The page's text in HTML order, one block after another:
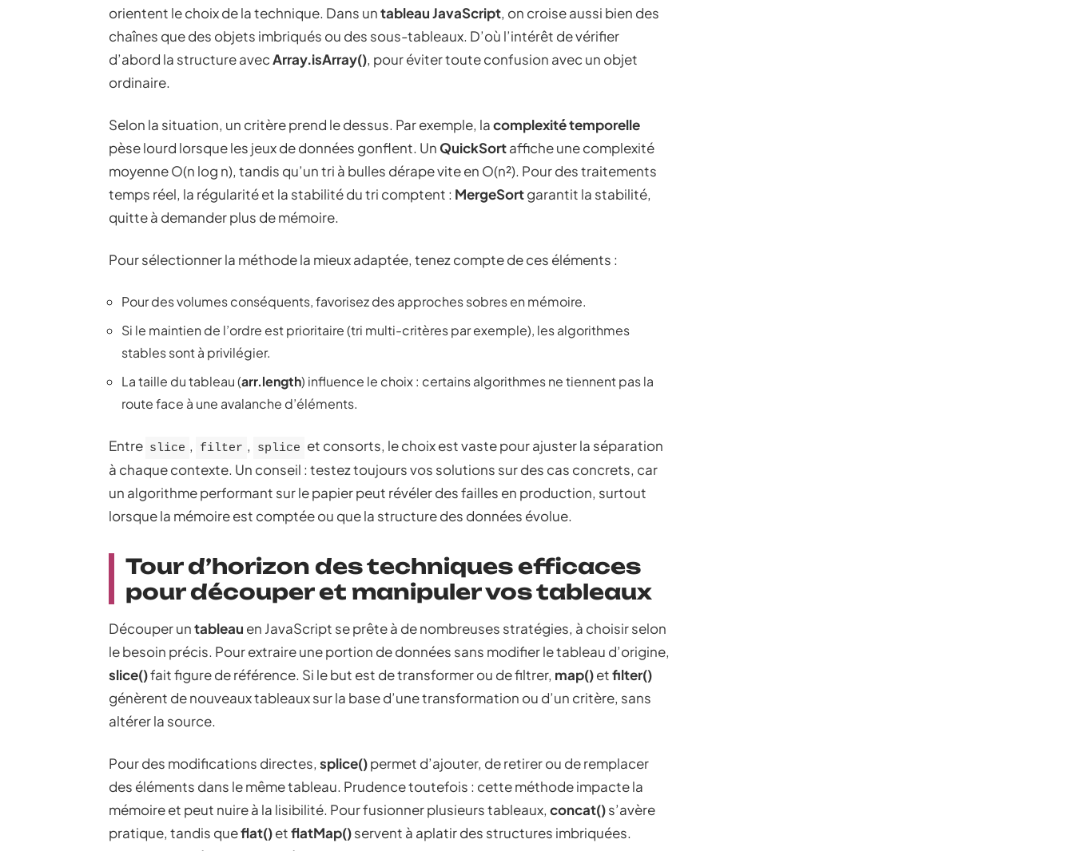
orientent le choix de la technique. Dans untableau JavaScript, on croise aussi bien des
chaînes que des objets imbriqués ou des sous-tableaux. D’où l’intérêt de vérifier
d’abord la structure avecArray.isArray(), pour éviter toute confusion avec un objet
ordinaire.
Selon la situation, un critère prend le dessus. Par exemple, lacomplexité temporelle
pèse lourd lorsque les jeux de données gonflent. UnQuickSortaffiche une complexité
moyenne O(n log n), tandis qu’un tri à bulles dérape vite en O(n²). Pour des traitements
temps réel, la régularité et la stabilité du tri comptent : MergeSortgarantit la stabilité,
quitte à demander plus de mémoire.
Pour sélectionner la méthode la mieux adaptée, tenez compte de ces éléments :
Pour des volumes conséquents, favorisez des approches sobres en mémoire.
Si le maintien de l’ordre est prioritaire (tri multi-critères par exemple), les algorithmes
stables sont à privilégier.
La taille du tableau (arr.length) influence le choix : certains algorithmes ne tiennent pas la
route face à une avalanche d’éléments.
Entre slice , filter , splice et consorts, le choix est vaste pour ajuster la séparation
à chaque contexte. Un conseil : testez toujours vos solutions sur des cas concrets, car
un algorithme performant sur le papier peut révéler des failles en production, surtout
lorsque la mémoire est comptée ou que la structure des données évolue.
Tour d’horizon des techniques efficaces
pour découper et manipuler vos tableaux
Découper untableau en JavaScript se prête à de nombreuses stratégies, à choisir selon
le besoin précis. Pour extraire une portion de données sans modifier le tableau d’origine,
slice()fait figure de référence. Si le but est de transformer ou de filtrer, map()etfilter()
génèrent de nouveaux tableaux sur la base d’une transformation ou d’un critère, sans
altérer la source.
Pour des modifications directes, splice()permet d’ajouter, de retirer ou de remplacer
des éléments dans le même tableau. Prudence toutefois : cette méthode impacte la
mémoire et peut nuire à la lisibilité. Pour fusionner plusieurs tableaux, concat()s’avère
pratique, tandis queflat()etflatMap()servent à aplatir des structures imbriquées.